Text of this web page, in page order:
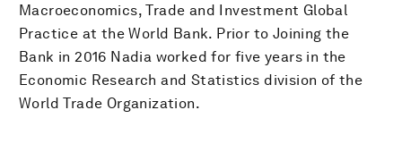
Macroeconomics, Trade and Investment Global
Practice at the World Bank. Prior to Joining the
Bank in 2016 Nadia worked for five years in the
Economic Research and Statistics division of the
World Trade Organization.